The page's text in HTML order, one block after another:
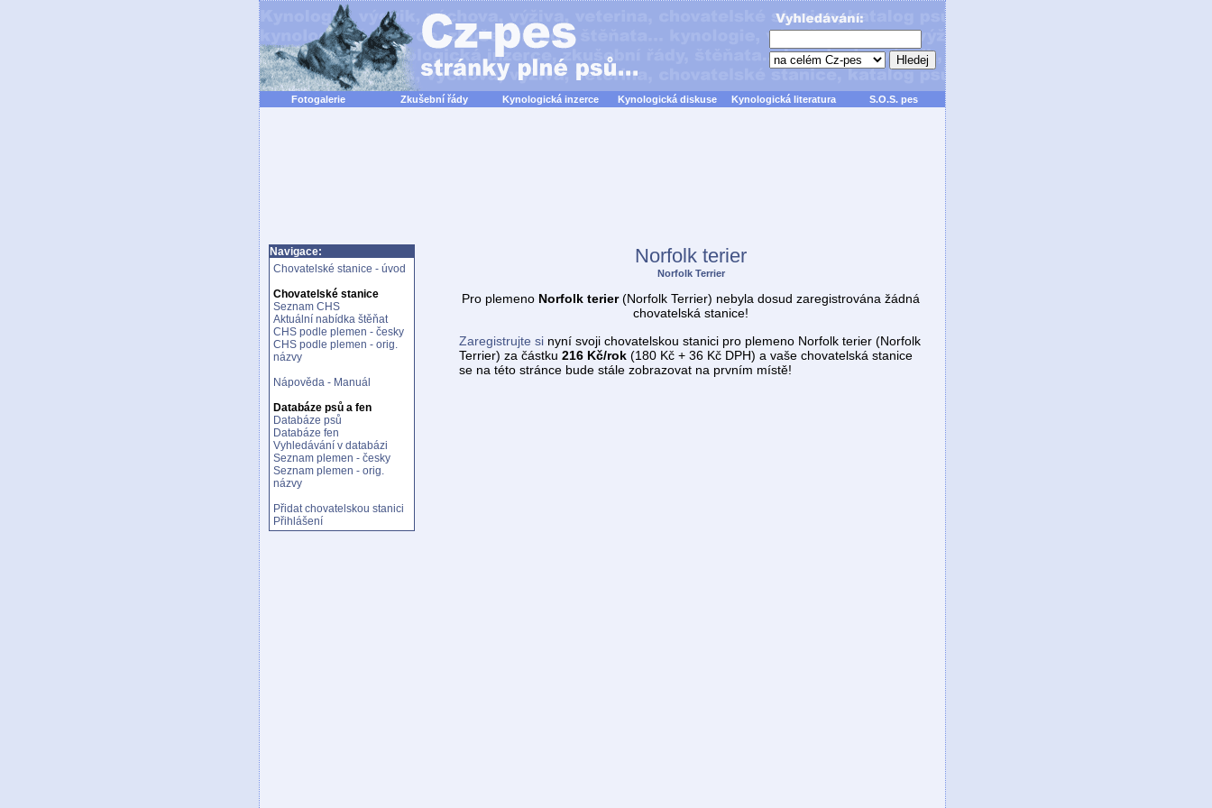
Fotogalerie Zkušební řády Kynologická inzerce Kynologická diskuse Kynologická literatura S.O.S. pes
Navigace:
Chovatelské stanice - úvod
Chovatelské stanice
Seznam CHS
Aktuální nabídka štěňat
CHS podle plemen - česky
CHS podle plemen - orig.
názvy
Nápověda - Manuál
Databáze psů a fen
Databáze psů
Databáze fen
Vyhledávání v databázi
Seznam plemen - česky
Seznam plemen - orig.
názvy
Přidat chovatelskou stanici
Přihlášení
Norfolk terier
Norfolk Terrier
Pro plemeno Norfolk terier(Norfolk Terrier) nebyla dosud zaregistrována žádná
chovatelská stanice!
Zaregistrujte si nyní svoji chovatelskou stanici pro plemeno Norfolk terier (Norfolk
Terrier) za částku 216 Kč/rok (180 Kč + 36 Kč DPH) a vaše chovatelská stanice
se na této stránce bude stále zobrazovat na prvním místě!